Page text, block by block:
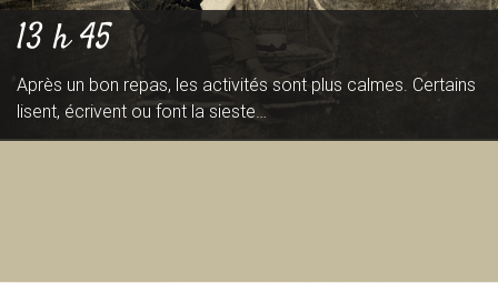
13 h 45
Après un bon repas, les activités sont plus calmes. Certains
lisent, écrivent ou font la sieste…